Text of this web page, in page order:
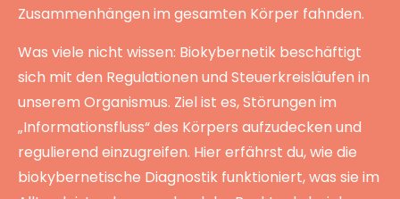
Zusammenhängen im gesamten Körper fahnden.
Was viele nicht wissen: Biokybernetik beschäftigt
sich mit den Regulationen und Steuerkreisläufen in
unserem Organismus. Ziel ist es, Störungen im
„Informationsfluss“ des Körpers aufzudecken und
regulierend einzugreifen. Hier erfährst du, wie die
biokybernetische Diagnostik funktioniert, was sie im